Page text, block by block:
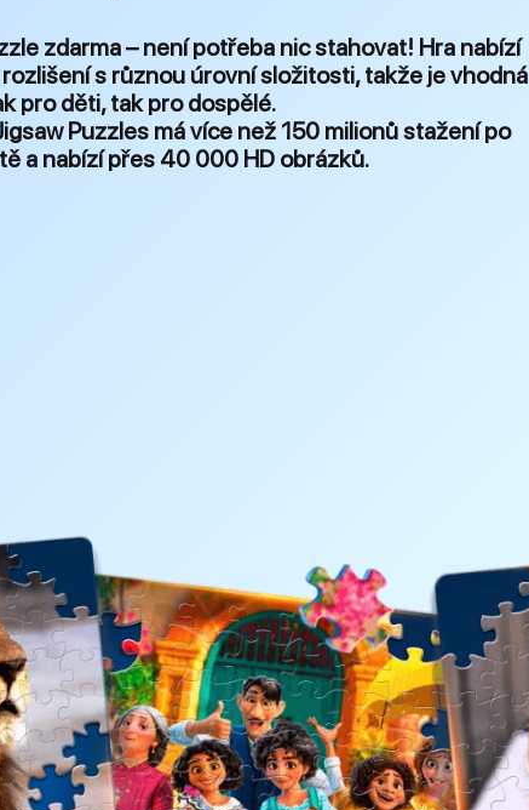
zdarma – není potřeba nic stahovat! Hra nabízí
s různou úrovní složitosti, takže je vhodná
pro děti, tak pro dospělé.
Puzzles má více než 150 milionů stažení po
a nabízí přes 40 000 HD obrázků.